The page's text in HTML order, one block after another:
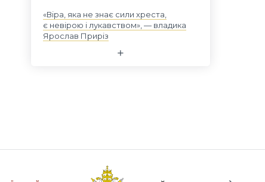
«Віра, яка не знає сили хреста,
є невірою і лукавством», — владика
Ярослав Приріз